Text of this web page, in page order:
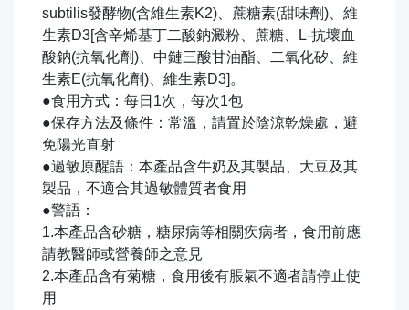
subtilis發酵物(含維生素K2)、蔗糖素(甜味劑)、維
生素D3[含辛烯基丁二酸鈉澱粉、蔗糖、L-抗壞血
酸鈉(抗氧化劑)、中鏈三酸甘油酯、二氧化矽、維
生素E(抗氧化劑)、維生素D3]。
●食用方式：每日1次，每次1包
●保存方法及條件：常溫，請置於陰涼乾燥處，避
免陽光直射
●過敏原醒語：本產品含牛奶及其製品、大豆及其
製品，不適合其過敏體質者食用
●警語：
1.本產品含砂糖，糖尿病等相關疾病者，食用前應
請教醫師或營養師之意見
2.本產品含有菊糖，食用後有脹氣不適者請停止使
用